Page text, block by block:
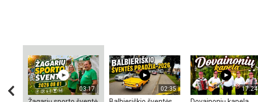
03:17 02:35 17:24